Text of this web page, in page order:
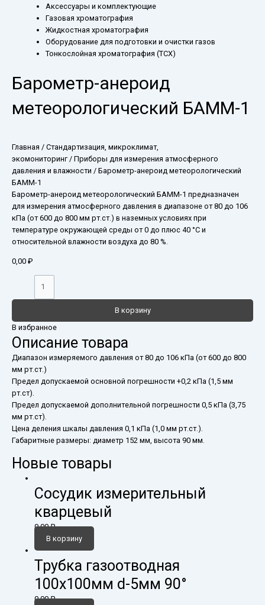
Аксессуары и комплектующие
Газовая хроматография
Жидкостная хроматография
Оборудование для подготовки и очистки газов
Тонкослойная хроматография (ТСХ)
Барометр-анероид
метеорологический БАММ-1
Главная / Стандартизация, микроклимат,
экомониторинг/ Приборы для измерения атмосферного
давления и влажности / Барометр-анероид метеорологический
БАММ-1
Барометр-анероид метеорологический БАММ-1 предназначен
для измерения атмосферного давления в диапазоне от 80 до 106
кПа (от 600 до 800 мм рт.ст.) в наземных условиях при
температуре окружающей среды от 0 до плюс 40 °С и
относительной влажности воздуха до 80 %.
0,00 ₽
В корзину
В избранное
Описание товара
Диапазон измеряемого давления от 80 до 106 кПа (от 600 до 800
мм рт.ст.)
Предел допускаемой основной погрешности +0,2 кПа (1,5 мм
рт.ст).
Предел допускаемой дополнительной погрешности 0,5 кПа (3,75
мм рт.ст).
Цена деления шкалы давления 0,1 кПа (1,0 мм рт.ст.).
Габаритные размеры: диаметр 152 мм, высота 90 мм.
Новые товары
Сосудик измерительный
кварцевый
0,00₽
В корзину
Трубка газоотводная
100х100мм d-5мм 90°
0,00₽